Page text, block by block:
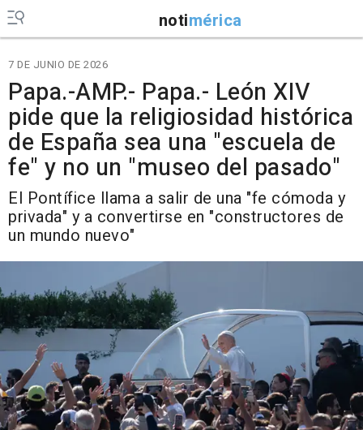
notimérica
7 DE JUNIO DE 2026
Papa.-AMP.- Papa.- León XIV
pide que la religiosidad histórica
de España sea una "escuela de
fe" y no un "museo del pasado"
El Pontífice llama a salir de una "fe cómoda y
privada" y a convertirse en "constructores de
un mundo nuevo"